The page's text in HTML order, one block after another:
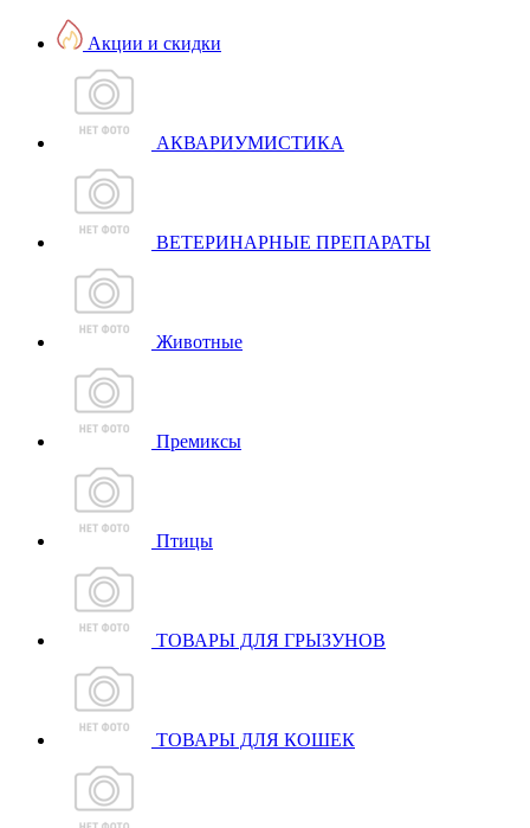
Акции и скидки
АКВАРИУМИСТИКА
ВЕТЕРИНАРНЫЕ ПРЕПАРАТЫ
Животные
Премиксы
Птицы
ТОВАРЫ ДЛЯ ГРЫЗУНОВ
ТОВАРЫ ДЛЯ КОШЕК